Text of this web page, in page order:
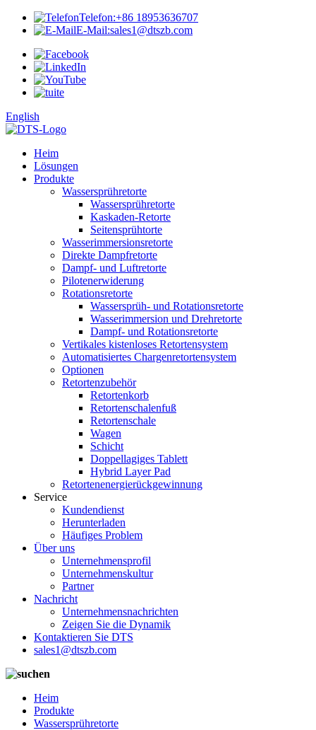
Telefon:+86 18953636707
E-Mail:sales1@dtszb.com
English
Heim
Lösungen
Produkte
Wassersprühretorte
Wassersprühretorte
Kaskaden-Retorte
Seitensprühtorte
Wasserimmersionsretorte
Direkte Dampfretorte
Dampf- und Luftretorte
Pilotenerwiderung
Rotationsretorte
Wassersprüh- und Rotationsretorte
Wasserimmersion und Drehretorte
Dampf- und Rotationsretorte
Vertikales kistenloses Retortensystem
Automatisiertes Chargenretortensystem
Optionen
Retortenzubehör
Retortenkorb
Retortenschalenfuß
Retortenschale
Wagen
Schicht
Doppellagiges Tablett
Hybrid Layer Pad
Retortenenergierückgewinnung
Service
Kundendienst
Herunterladen
Häufiges Problem
Über uns
Unternehmensprofil
Unternehmenskultur
Partner
Nachricht
Unternehmensnachrichten
Zeigen Sie die Dynamik
Kontaktieren Sie DTS
sales1@dtszb.com
Heim
Produkte
Wassersprühretorte